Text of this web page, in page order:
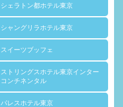
シェラトン都ホテル東京
シャングリラホテル東京
スイーツブッフェ
ストリングスホテル東京インター
コンチネンタル
パレスホテル東京